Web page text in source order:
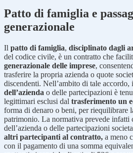
Patto di famiglia e
generazionale
Il patto di famiglia, disciplinato dagli
del codice civile, è un contratto che
generazionale delle imprese,
trasferire la propria azienda o quote
discendenti. Nell’ambito di tale accordo,
dell’azienda o delle partecipazioni è
legittimari esclusi dal trasferimento un
forma di denaro o beni, per riequilibrare
patrimonio. La normativa prevede infatti
dell’azienda o delle partecipazioni
altri partecipanti al contratto, a meno
con il pagamento di una somma